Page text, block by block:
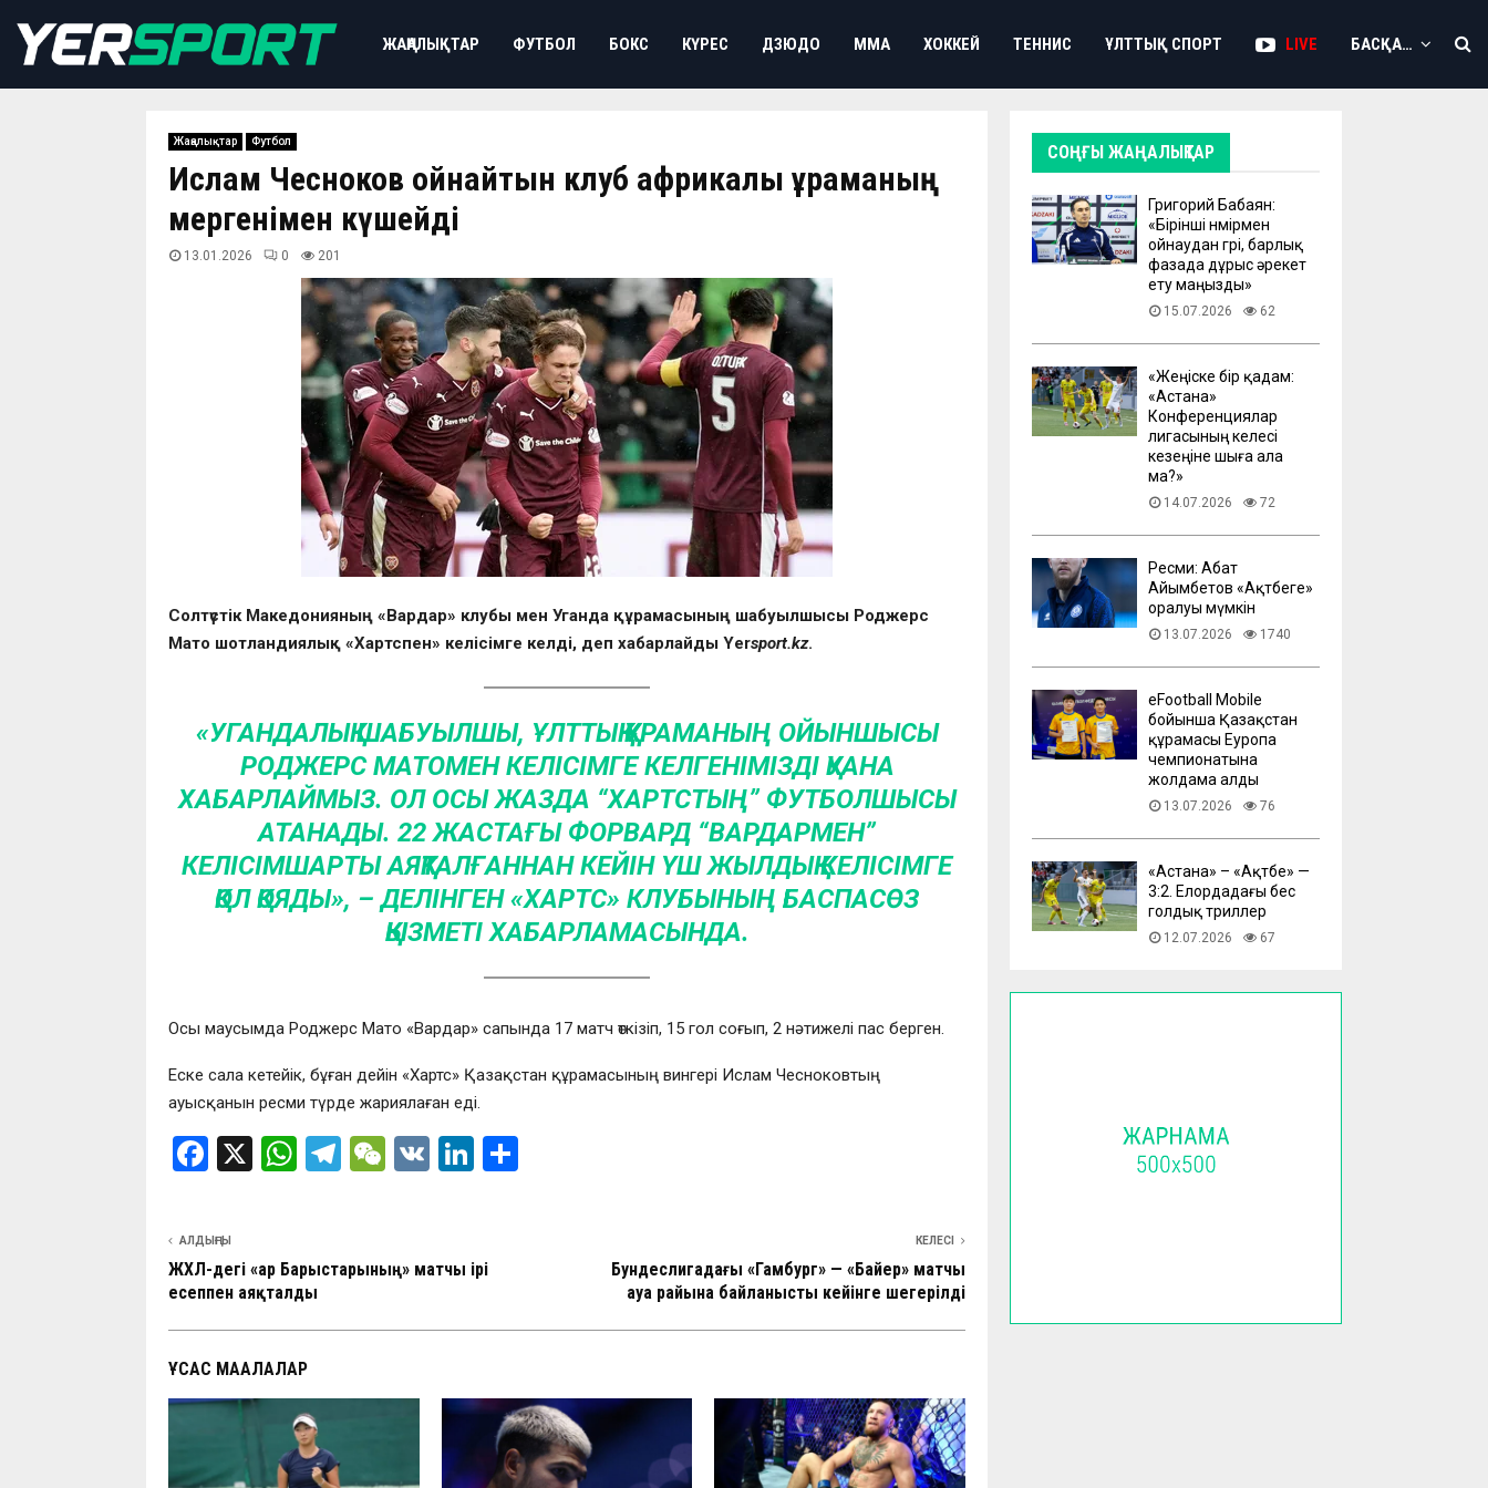
ЖАҢАЛЫҚТАР ФУТБОЛ БОКС КҮРЕС ДЗЮДО ММА ХОККЕЙ ТЕННИС ҰЛТТЫҚ СПОРТ LIVE БАСҚА…
Жаңалықтар Футбол
Ислам Чесноков ойнайтын клуб африкалық құраманың
мергенімен күшейді
13.01.2026 0 201
Солтүстік Македонияның «Вардар» клубы мен Уганда құрамасының шабуылшысы Роджерс
Мато шотландиялық «Хартспен» келісімге келді, деп хабарлайды Yersport.kz.
«УГАНДАЛЫҚ ШАБУЫЛШЫ, ҰЛТТЫҚ ҚҰРАМАНЫҢ ОЙЫНШЫСЫ
РОДЖЕРС МАТОМЕН КЕЛІСІМГЕ КЕЛГЕНІМІЗДІ ҚУАНА
ХАБАРЛАЙМЫЗ. ОЛ ОСЫ ЖАЗДА “ХАРТСТЫҢ” ФУТБОЛШЫСЫ
АТАНАДЫ. 22 ЖАСТАҒЫ ФОРВАРД “ВАРДАРМЕН”
КЕЛІСІМШАРТЫ АЯҚТАЛҒАННАН КЕЙІН ҮШ ЖЫЛДЫҚ КЕЛІСІМГЕ
ҚОЛ ҚОЯДЫ», – ДЕЛІНГЕН «ХАРТС» КЛУБЫНЫҢ БАСПАСӨЗ
ҚЫЗМЕТІ ХАБАРЛАМАСЫНДА.
Осы маусымда Роджерс Мато «Вардар» сапында 17 матч өткізіп, 15 гол соғып, 2 нәтижелі пас берген.
Еске сала кетейік, бұған дейін «Хартс» Қазақстан құрамасының вингері Ислам Чесноковтың
ауысқанын ресми түрде жариялаған еді.
F
b
o
o
k
X
W
s
A
p
p
T
gr
m
W
h
V
Li
dI
в
ть
АЛДЫҢҒЫ
ЖХЛ-дегі «Қар Барыстарының» матчы ірі
есеппен аяқталды
КЕЛЕСІ
Бундеслигадағы «Гамбург» — «Байер» матчы
ауа райына байланысты кейінге шегерілді
ҰҚСАС МАҚАЛАЛАР
СОҢҒЫ ЖАҢАЛЫҚТАР
Григорий Бабаян:
«Бірінші нөмірмен
ойнаудан гөрі, барлық
фазада дұрыс әрекет
ету маңызды»
15.07.2026 62
«Жеңіске бір қадам:
«Астана»
Конференциялар
лигасының келесі
кезеңіне шыға ала
ма?»
14.07.2026 72
Ресми: Абат
Айымбетов «Ақтөбеге»
оралуы мүмкін
13.07.2026 1740
eFootball Mobile
бойынша Қазақстан
құрамасы Еуропа
чемпионатына
жолдама алды
13.07.2026 76
​«Астана» – «Ақтөбе» —
3:2. Елордадағы бес
голдық триллер
12.07.2026 67